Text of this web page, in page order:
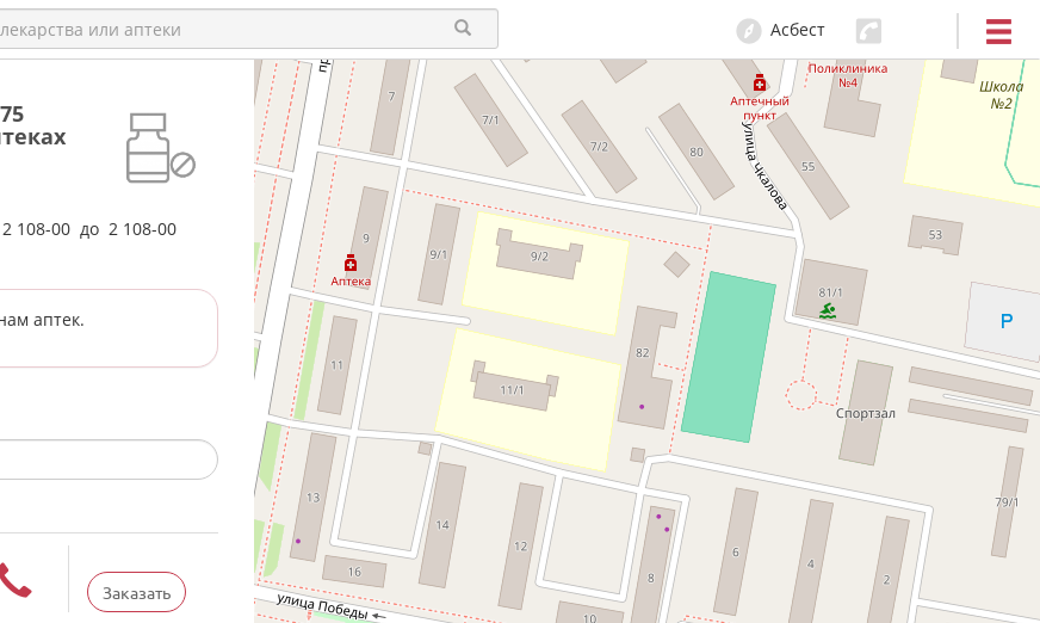
Асбест
2 108-00 до 2 108-00
аптек.
Заказать